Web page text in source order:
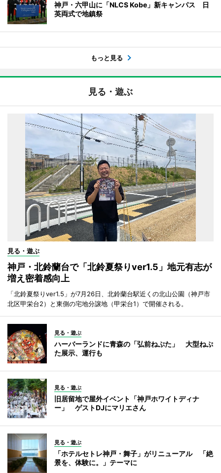
神戸・六甲山に「NLCS Kobe」新キャンパス 日
英両式で地鎮祭
もっと見る
見る・遊ぶ
見る・遊ぶ
神戸・北鈴蘭台で「北鈴夏祭りver1.5」地元有志が
増え密着感向上
「北鈴夏祭りver1.5」が7月26日、北鈴蘭台駅近くの北山公園（神戸市
北区甲栄台2）と東側の宅地分譲地（甲栄台1）で開催される。
見る・遊ぶ
ハーバーランドに青森の「弘前ねぷた」 大型ねぷ
た展示、運行も
見る・遊ぶ
旧居留地で屋外イベント「神戸ホワイトディナ
ー」 ゲストDJにマリエさん
見る・遊ぶ
「ホテルセトレ神戸・舞子」がリニューアル 「絶
景を、体験に。」テーマに